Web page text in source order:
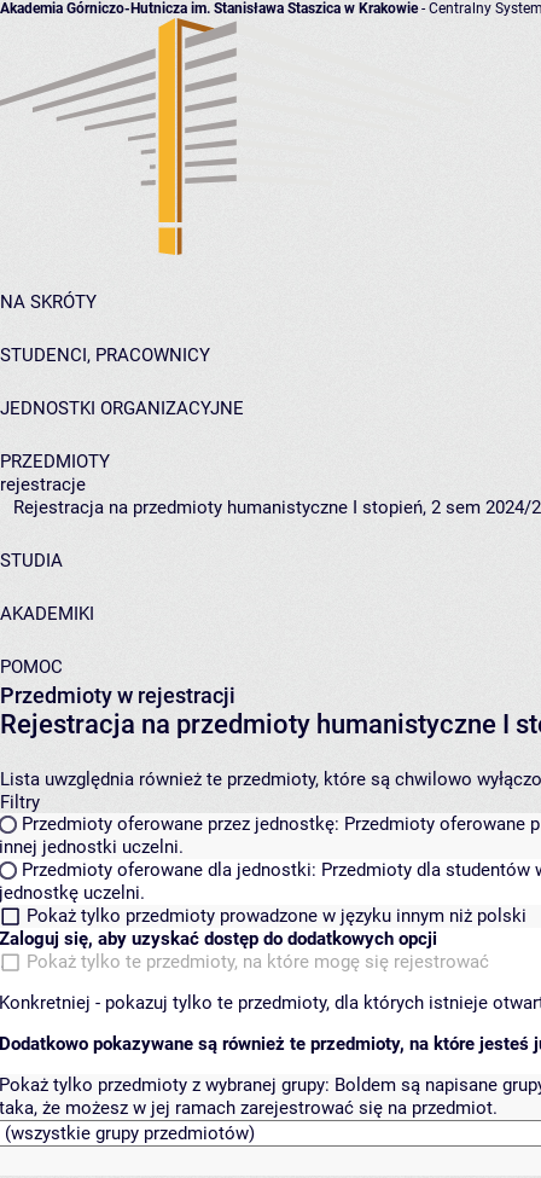
Akademia Górniczo-Hutnicza im. Stanisława Staszica w Krakowie- Centralny
NA SKRÓTY
STUDENCI, PRACOWNICY
JEDNOSTKI ORGANIZACYJNE
PRZEDMIOTY
rejestracje
Rejestracja na przedmioty humanistyczne I stopień, 2 sem 2024/
STUDIA
AKADEMIKI
POMOC
Przedmioty w rejestracji
Rejestracja na przedmioty humanistyczne I
Lista uwzględnia również te przedmioty, które są chwilowo
Filtry
Przedmioty oferowane przez jednostkę: Przedmioty oferowane
innej jednostki uczelni.
Przedmioty oferowane dla jednostki: Przedmioty dla studentów
jednostkę uczelni.
Pokaż tylko przedmioty prowadzone w języku innym niż polski
Zaloguj się, aby uzyskać dostęp do dodatkowych opcji
Pokaż tylko te przedmioty, na które mogę się rejestrować
Konkretniej - pokazuj tylko te przedmioty, dla których istnieje
Dodatkowo pokazywane są również te przedmioty, na które jesteś
Pokaż tylko przedmioty z wybranej grupy: Boldem są napisane
taka, że możesz w jej ramach zarejestrować się na przedmiot.